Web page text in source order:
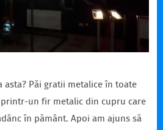
asta? Păi gratii metalice în toate
un fir metalic din cupru care
în pământ. Apoi am ajuns să